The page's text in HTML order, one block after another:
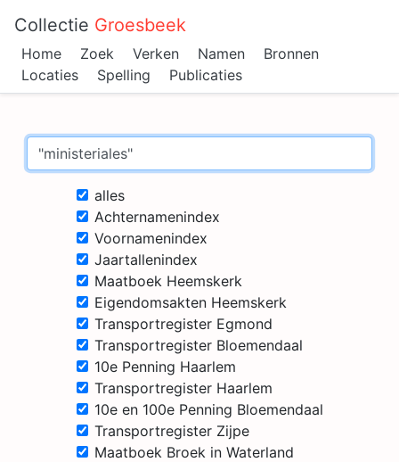
Collectie Groesbeek
Home Zoek Verken Namen
Bronnen
Locaties
Spelling Publicaties
alles
Achternamenindex
Voornamenindex
Jaartallenindex
Maatboek Heemskerk
Eigendomsakten Heemskerk
Transportregister Egmond
Transportregister Bloemendaal
10e Penning Haarlem
Transportregister Haarlem
10e en 100e Penning Bloemendaal
Transportregister Zijpe
Maatboek Broek in Waterland